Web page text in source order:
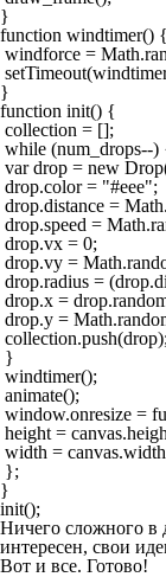
}
function windtimer() {
windforce =
}
function init() {
collection = [];
while (num_drops--)
var drop = new
drop.color = "#eee";
drop.distance =
drop.speed =
drop.vx = 0;
drop.vy =
drop.radius =
drop.x =
drop.y =
collection.push(drop);
}
windtimer();
animate();
window.onresize =
height =
width =
};
}
init();
Ничего сложного в
интересен, свои
Вот и все. Готово!